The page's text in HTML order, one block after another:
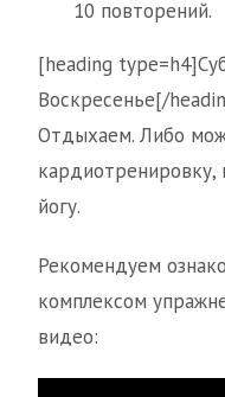
10 повторений.
[heading
Воскресенье[/
Отдыхаем. Либо
кардиотренировку,
йогу.
Рекомендуем
комплексом
видео: